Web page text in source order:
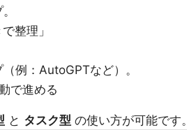
整理」
例：AutoGPTなど）。
で進める
と タスク型 の使い方が可能です。